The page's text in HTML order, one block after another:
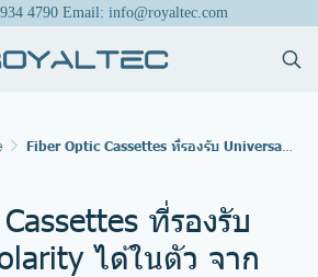
4790 Email: info@royaltec.com
Fiber Optic Cassettes ที่รองรับ Universal Polarity ได้ในตัว จาก Panduit
ที่รองรับ
ได้ในตัว จาก